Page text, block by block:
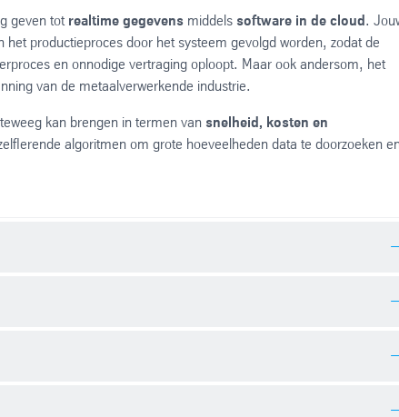
geven tot realtime gegevens middels software in de cloud.
het productieproces door het systeem gevolgd worden, zodat de
en onnodige vertraging oploopt. Maar ook andersom, het
van de metaalverwerkende industrie.
kan brengen in termen van snelheid, kosten en
algoritmen om grote hoeveelheden data te doorzoeken
van product- en machinegegevens in verschillende
van productieprocessen in realtime
worden gegenereerd over de hele keten. Deze gegevens
zal ervoor zorgen dat rond 2040 een groot deel van de